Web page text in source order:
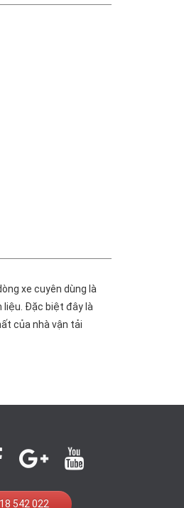
xe cuyên dùng là
liệu. Đặc biệt đây là
của nhà vận tải
542 022